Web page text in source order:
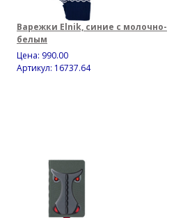
Варежки Elnik, синие с молочно-
белым
Цена: 990.00
Артикул: 16737.64